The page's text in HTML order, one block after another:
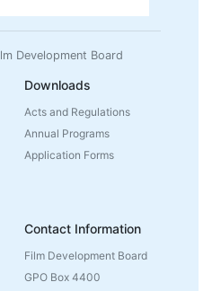
Development Board
Downloads
Acts and Regulations
Annual Programs
Application Forms
Contact Information
Film Development Board
GPO Box 4400